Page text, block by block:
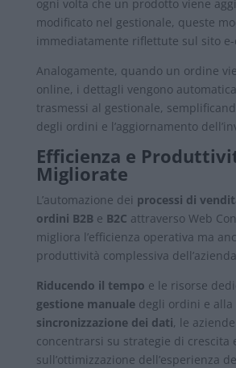
ogni volta che un prodotto viene
modificato nel gestionale, queste
immediatamente riflettute sul sito e-
Analogamente, quando un ordine
online, i dettagli vengono
trasmessi al gestionale,
degli ordini e l’aggiornamento
Efficienza e
Migliorate
L’automazione dei processi di
ordini B2B e B2C attraverso Web
migliora l’efficienza operativa ma
produttività complessiva
Riducendo il tempo e le risorse
gestione manualedegli ordini e alla
sincronizzazione dei dati, le
concentrarsi su strategie di crescita
sull’ottimizzazione dell’esperienza